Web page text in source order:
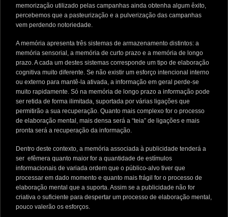
memorização utilizado pelas campanhas ainda obtenha algum êxito,
percebemos que a pasteurização e a pulverização das campanhas
vem perdendo notoriedade.
A memória apresenta três sistemas de armazenamento distintos: a
memória sensorial, a memória de curto prazo e a memória de longo
prazo. A cada um destes sistemas corresponde um tipo de elaboração
cognitiva muito diferente. Se não existir um esforço intencional interno
ou externo para mantê-la ativada, a informação em geral perde-se
muito rapidamente. Só na memória de longo prazo a informação pode
ser retida de forma ilimitada, suportada por várias ligações que
permitirão a sua recuperação. Quanto mais complexo for o processo
de elaboração mental, mais densa será a “teia” de ligações e mais
pronta será a recuperação da informação.
Dentro deste contexto, a memória associada à publicidade tenderá a
ser efêmera quanto maior for a quantidade de estímulos
informacionais de variada ordem que o público-alvo tiver que
processar em dado momento e quanto mais frágil for o processo de
elaboração mental que a suporta. Assim se a publicidade não for
criativa o suficiente para despertar um processo de elaboração mental,
pouco valerão os esforços.